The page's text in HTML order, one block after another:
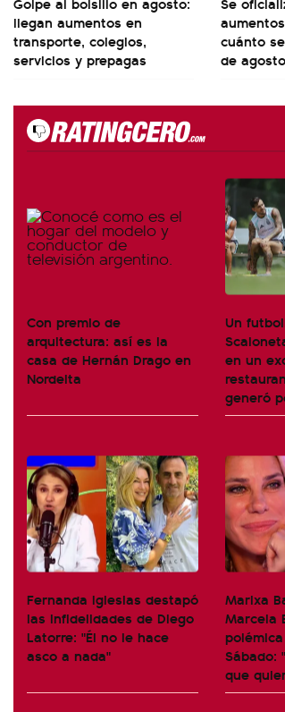
llegan aumentos en
transporte, colegios,
servicios y prepagas
cuánto
de agosto
Con premio de
arquitectura: así es la
casa de Hernán Drago en
Nordelta
Un
en un
generó
Fernanda Iglesias destapó
las infidelidades de Diego
Latorre: "Él no le hace
asco a nada"
Marixa
Marcela
Sábado:
que